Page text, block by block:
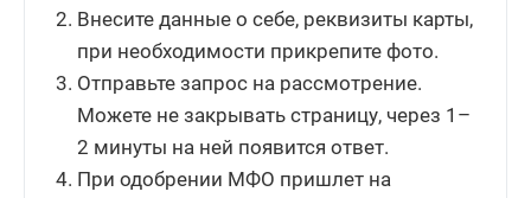
Внесите данные о себе, реквизиты карты,
при необходимости прикрепите фото.
Отправьте запрос на рассмотрение.
Можете не закрывать страницу, через 1–
2 минуты на ней появится ответ.
При одобрении МФО пришлет на